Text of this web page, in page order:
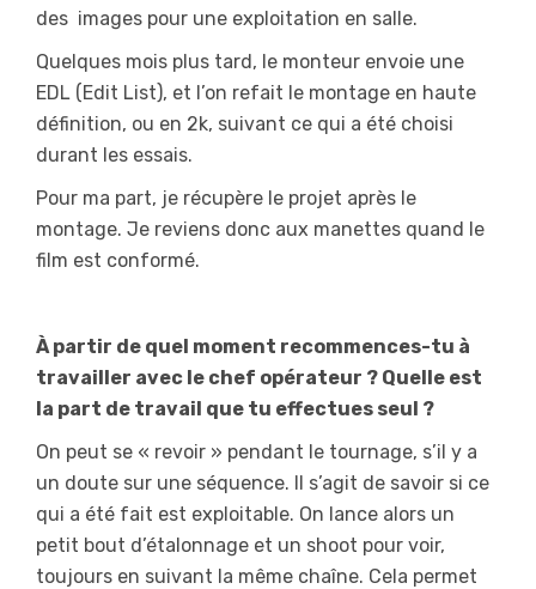
des images pour une exploitation en salle.
Quelques mois plus tard, le monteur envoie une
EDL (Edit List), et l’on refait le montage en haute
définition, ou en 2k, suivant ce qui a été choisi
durant les essais.
Pour ma part, je récupère le projet après le
montage. Je reviens donc aux manettes quand le
film est conformé.
À partir de quel moment recommences-tu à
travailler avec le chef opérateur ? Quelle est
la part de travail que tu effectues seul ?
On peut se « revoir » pendant le tournage, s’il y a
un doute sur une séquence. Il s’agit de savoir si ce
qui a été fait est exploitable. On lance alors un
petit bout d’étalonnage et un shoot pour voir,
toujours en suivant la même chaîne. Cela permet